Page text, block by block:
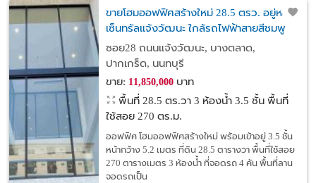
ขายโฮมออฟฟิศสร้างใหม่ 28.5 ตรว. อยู่หลัง
เซ็นทรัลแจ้งวัฒนะ ใกล้รถไฟฟ้าสายสีชมพู
เพียง 500 ม. ซอยแจ้งวัฒนะ 28 อ.ปากเกร็ด
นนทบุรี
ซอย28 ถนนแจ้งวัฒนะ, บางตลาด,
ปากเกร็ด, นนทบุรี
ขาย: 11,850,000บาท
พื้นที่ 28.5 ตร.วา 3 ห้องน้ำ 3.5 ชั้น พื้นที่
ใช้สอย 270 ตร.ม.
ออฟฟิศ โฮมออฟฟิศสร้างใหม่ พร้อมเข้าอยู่ 3.5 ชั้น
หน้ากว้าง 5.2 เมตร ที่ดิน 28.5 ตารางวา พื้นที่ใช้สอย
270 ตารางเมตร 3 ห้องน้ำ ที่จอดรถ 4 คัน พื้นที่ลาน
จอดรถเป็น